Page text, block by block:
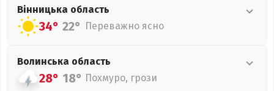
Вінницька область
34° 22° Переважно ясно
Волинська область
28° 18° Похмуро, грози